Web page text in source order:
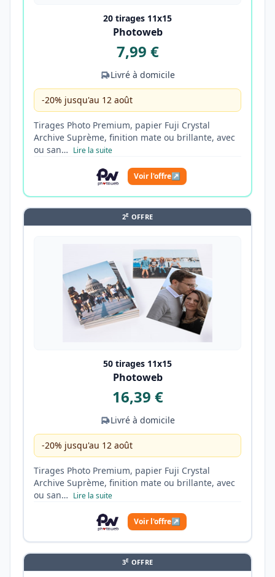
20 tirages 11x15
Photoweb
7,99 €
Livré à domicile
-20% jusqu'au 12 août
Tirages Photo Premium, papier Fuji Crystal
Archive Suprème, finition mate ou brillante, avec
ou san… Lire la suite
Voir l'offre↗
2E OFFRE
50 tirages 11x15
Photoweb
16,39 €
Livré à domicile
-20% jusqu'au 12 août
Tirages Photo Premium, papier Fuji Crystal
Archive Suprème, finition mate ou brillante, avec
ou san… Lire la suite
Voir l'offre↗
3E OFFRE